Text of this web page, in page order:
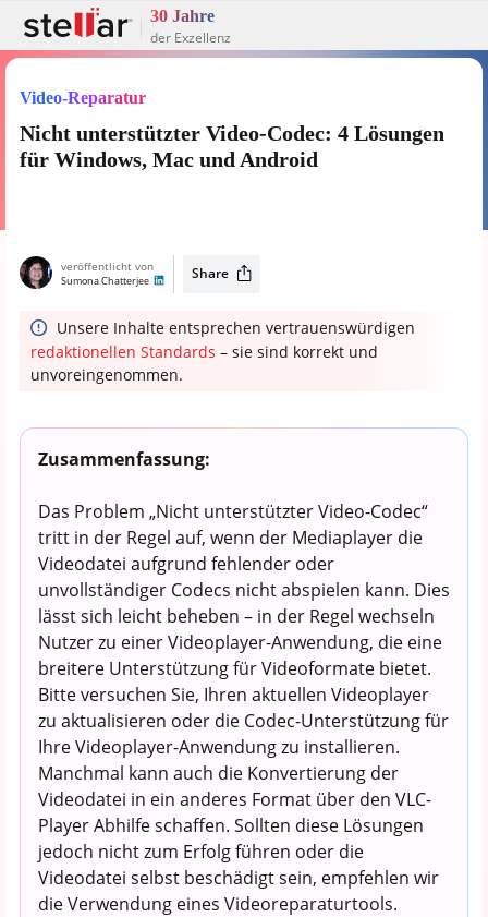
30 Jahre
der Exzellenz
Video-Reparatur
Nicht unterstützter Video-Codec: 4 Lösungen
für Windows, Mac und Android
veröffentlicht von
Sumona Chatterjee Share
Unsere Inhalte entsprechen vertrauenswürdigen
redaktionellen Standards – sie sind korrekt und
unvoreingenommen.
Zusammenfassung:
Das Problem „Nicht unterstützter Video-Codec“
tritt in der Regel auf, wenn der Mediaplayer die
Videodatei aufgrund fehlender oder
unvollständiger Codecs nicht abspielen kann. Dies
lässt sich leicht beheben – in der Regel wechseln
Nutzer zu einer Videoplayer-Anwendung, die eine
breitere Unterstützung für Videoformate bietet.
Bitte versuchen Sie, Ihren aktuellen Videoplayer
zu aktualisieren oder die Codec-Unterstützung für
Ihre Videoplayer-Anwendung zu installieren.
Manchmal kann auch die Konvertierung der
Videodatei in ein anderes Format über den VLC-
Player Abhilfe schaffen. Sollten diese Lösungen
jedoch nicht zum Erfolg führen oder die
Videodatei selbst beschädigt sein, empfehlen wir
die Verwendung eines Videoreparaturtools.